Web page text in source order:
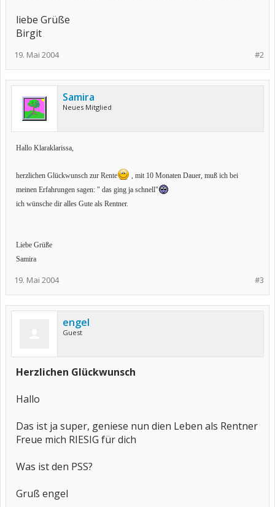
liebe Grüße
Birgit
#2
19. Mai 2004
Samira
Neues Mitglied
Hallo Klaraklarissa,
herzlichen Glückwunsch zur Rente
, mit 10 Monaten Dauer, muß ich bei
meinen Erfahrungen sagen: " das ging ja schnell"
ich wünsche dir alles Gute als Rentner.
Liebe Grüße
Samira
#3
19. Mai 2004
engel
Guest
Herzlichen Glückwunsch
Hallo
Das ist ja super, geniese nun dien Leben als Rentner
Freue mich RIESIG für dich
Was ist den PSS?
Gruß engel